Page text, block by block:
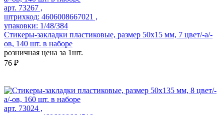
арт. 73267 ,
штрихкод: 4606008667021 ,
упаковки: 1/48/384
Стикеры-закладки пластиковые, размер 50х15 мм, 7 цвет/-а/-
ов, 140 шт. в наборе
розничная цена за 1шт.
76 ₽
арт. 73024 ,